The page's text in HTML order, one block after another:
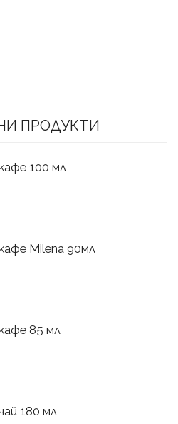
ПРОДУКТИ
100 мл
Milena 90мл
85 мл
180 мл